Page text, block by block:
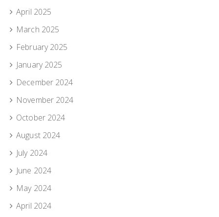
April 2025
March 2025
February 2025
January 2025
December 2024
November 2024
October 2024
August 2024
July 2024
June 2024
May 2024
April 2024